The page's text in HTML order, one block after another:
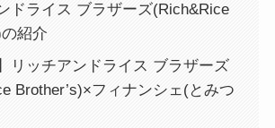
ドライス ブラザーズ(Rich&Rice
の紹介
リッチアンドライス ブラザーズ
Brother’s)×フィナンシェ(とみつ